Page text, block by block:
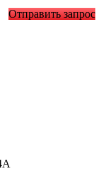
Отправить запрос